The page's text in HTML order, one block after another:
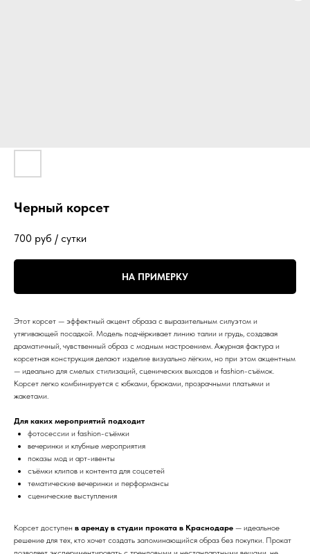
Черный корсет
700 руб / сутки
НА ПРИМЕРКУ
Этот корсет — эффектный акцент образа с выразительным силуэтом и
утягивающей посадкой. Модель подчёркивает линию талии и грудь, создавая
драматичный, чувственный образ с модным настроением. Ажурная фактура и
корсетная конструкция делают изделие визуально лёгким, но при этом акцентным
— идеально для смелых стилизаций, сценических выходов и fashion-съёмок.
Корсет легко комбинируется с юбками, брюками, прозрачными платьями и
жакетами.
Для каких мероприятий подходит
фотосессии и fashion-съёмки
вечеринки и клубные мероприятия
показы мод и арт-ивенты
съёмки клипов и контента для соцсетей
тематические вечеринки и перформансы
сценические выступления
Корсет доступен в аренду в студии проката в Краснодаре — идеальное
решение для тех, кто хочет создать запоминающийся образ без покупки. Прокат